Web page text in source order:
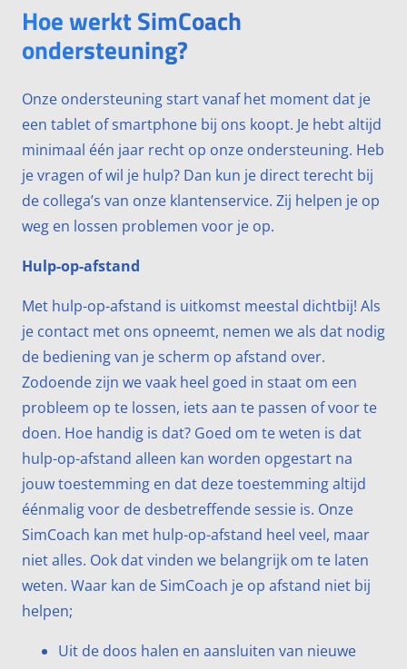
Hoe werkt SimCoach
ondersteuning?
Onze ondersteuning start vanaf het moment dat je
een tablet of smartphone bij ons koopt. Je hebt altijd
minimaal één jaar recht op onze ondersteuning. Heb
je vragen of wil je hulp? Dan kun je direct terecht bij
de collega’s van onze klantenservice. Zij helpen je op
weg en lossen problemen voor je op.
Hulp-op-afstand
Met hulp-op-afstand is uitkomst meestal dichtbij! Als
je contact met ons opneemt, nemen we als dat nodig
de bediening van je scherm op afstand over.
Zodoende zijn we vaak heel goed in staat om een
probleem op te lossen, iets aan te passen of voor te
doen. Hoe handig is dat? Goed om te weten is dat
hulp-op-afstand alleen kan worden opgestart na
jouw toestemming en dat deze toestemming altijd
éénmalig voor de desbetreffende sessie is. Onze
SimCoach kan met hulp-op-afstand heel veel, maar
niet alles. Ook dat vinden we belangrijk om te laten
weten. Waar kan de SimCoach je op afstand niet bij
helpen;
Uit de doos halen en aansluiten van nieuwe